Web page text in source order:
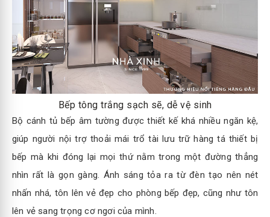
Bếp tông trắng sạch sẽ, dễ vệ sinh
Bộ cánh tủ bếp âm tường được thiết kế khá nhiều ngăn kệ,
giúp người nội trợ thoải mái trổ tài lưu trữ hàng tá thiết bị
bếp mà khi đóng lại mọi thứ nằm trong một đường thẳng
nhìn rất là gọn gàng. Ánh sáng tỏa ra từ đèn tạo nên nét
nhấn nhá, tôn lên vẻ đẹp cho phòng bếp đẹp, cũng như tôn
lên vẻ sang trọng cơ ngơi của mình.